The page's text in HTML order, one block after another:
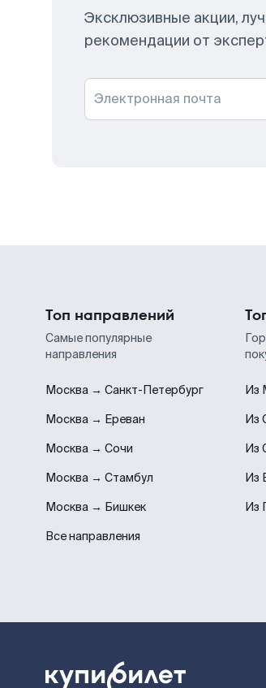
Эксклюзивные акции,
рекомендации от
Электронная почта
Топ направлений
Самые популярные
направления
Москва → Санкт-Петербург
Москва → Ереван
Москва → Сочи
Москва → Стамбул
Москва → Бишкек
Все направления
Из
Из
Из
Из
Из